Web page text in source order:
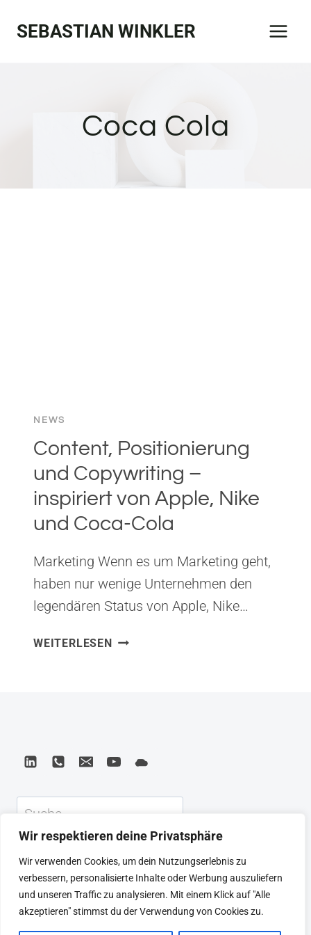
Wir respektieren deine Privatsphäre
Wir verwenden Cookies, um dein Nutzungserlebnis zu
verbessern, personalisierte Inhalte oder Werbung auszuliefern
und unseren Traffic zu analysieren. Mit einem Klick auf "Alle
akzeptieren" stimmst du der Verwendung von Cookies zu.
InhaltSEBASTIAN WINKLER
Coca Cola
NEWS
Content, Positionierung
und Copywriting –
inspiriert von Apple, Nike
und Coca-Cola
Marketing Wenn es um Marketing geht,
haben nur wenige Unternehmen den
legendären Status von Apple, Nike…
WEITERLESENCONTENT,
APPLE,
UND
COLA
Suchen
KEYNOTE BEIRAT
CTRL+ALT+LEAD
MEINE ARTIKEL
BUCHEMPFEHLUNGEN
PODCAST
KONTAKT
SEBASTIAN
IMPRESSUM
DATENSCHUTZERKLÄRUNG